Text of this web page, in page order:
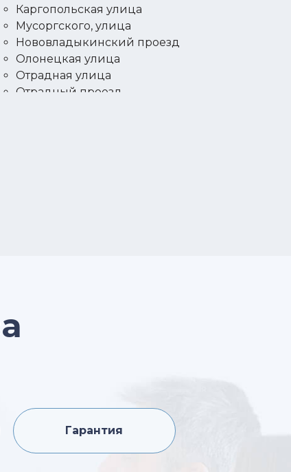
Каргопольская улица
Мусоргского, улица
Нововладыкинский проезд
Олонецкая улица
Отрадная улица
Отрадный проезд
Гарантия